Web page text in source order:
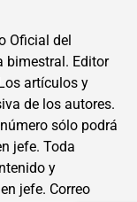
Oficial del
bimestral. Editor
artículos y
de los autores.
sólo podrá
jefe. Toda
y
jefe. Correo